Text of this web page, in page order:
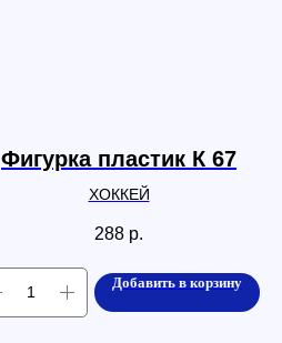
Фигурка пластик К 67
ХОККЕЙ
288 р.
Добавить в корзину